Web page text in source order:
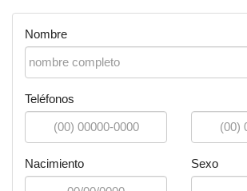
Nombre
Teléfonos
Nacimiento Sexo